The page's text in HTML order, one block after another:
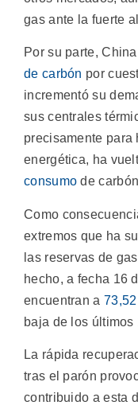
gas ante la fuerte
Por su parte,
de carbón por
incrementó su
sus centrales
precisamente para
energética, ha
consumo de
Como
extremos que ha
las reservas de
hecho, a fecha 16
encuentran a
baja de los últimos
La rápida
tras el parón
contribuido a esta